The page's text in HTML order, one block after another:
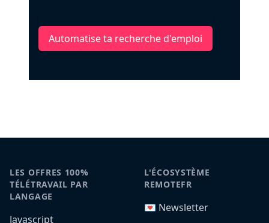
Automatise ta recherche d'emploi
LES OFFRES 100%
TÉLÉTRAVAIL PAR
LANGAGE
Javascript
L'ÉCOSYSTÈME
REMOTEFR
💌 Newsletter